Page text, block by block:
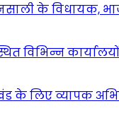
के विधायक,
विभिन्न
के लिए व्यापक